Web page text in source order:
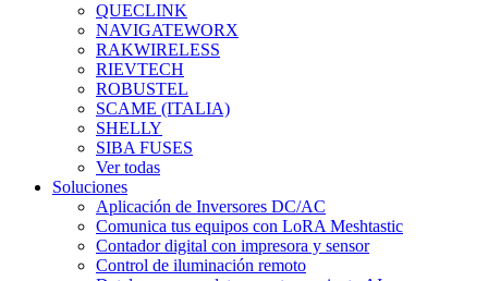
QUECLINK
NAVIGATEWORX
RAKWIRELESS
RIEVTECH
ROBUSTEL
SCAME (ITALIA)
SHELLY
SIBA FUSES
Ver todas
Soluciones
Aplicación de Inversores DC/AC
Comunica tus equipos con LoRA Meshtastic
Contador digital con impresora y sensor
Control de iluminación remoto